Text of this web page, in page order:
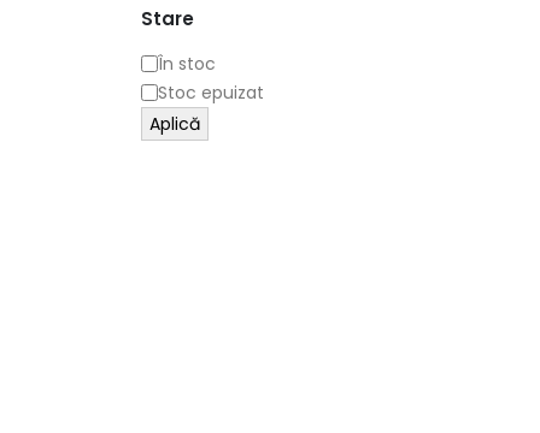
Stare
În stoc
Stoc epuizat
Aplică